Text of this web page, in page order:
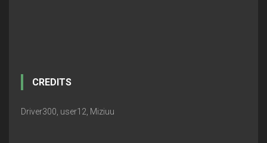
CREDITS
Driver300, user12, Miziuu